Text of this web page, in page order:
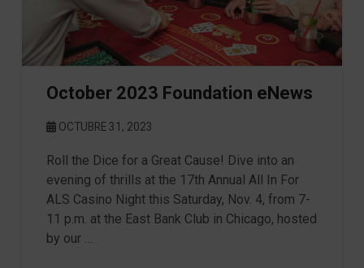
October 2023 Foundation eNews
OCTUBRE 31, 2023
Roll the Dice for a Great Cause! Dive into an
evening of thrills at the 17th Annual All In For
ALS Casino Night this Saturday, Nov. 4, from 7-
11 p.m. at the East Bank Club in Chicago, hosted
by our …